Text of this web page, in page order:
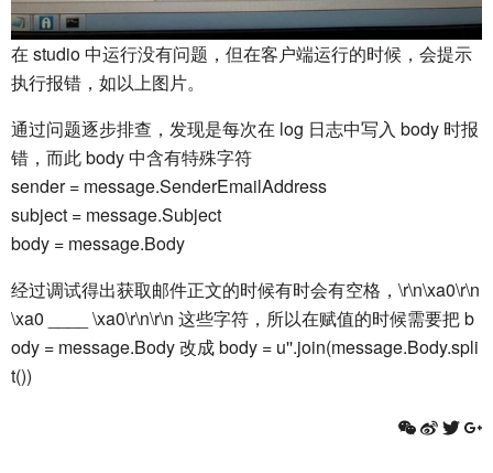
在 studio 中运行没有问题，但在客户端运行的时候，会提示
执行报错，如以上图片。
通过问题逐步排查，发现是每次在 log 日志中写入 body 时报
错，而此 body 中含有特殊字符
sender = message.SenderEmailAddress
subject = message.Subject
body = message.Body
经过调试得出获取邮件正文的时候有时会有空格，\r\n\xa0\r\n
\xa0 ____ \xa0\r\n\r\n 这些字符，所以在赋值的时候需要把 b
ody = message.Body 改成 body = u''.join(message.Body.spli
t())